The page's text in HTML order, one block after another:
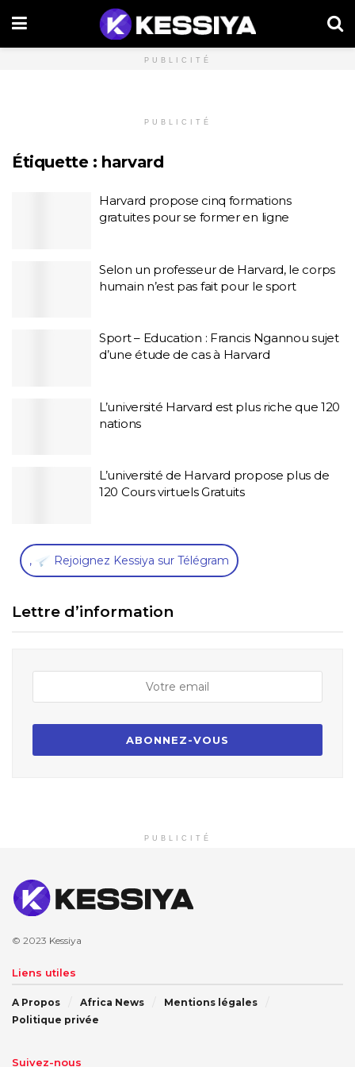
PUBLICITÉ
PUBLICITÉ
Étiquette : harvard
Harvard propose cinq formations
gratuites pour se former en ligne
Selon un professeur de Harvard, le corps
humain n’est pas fait pour le sport
Sport – Education : Francis Ngannou sujet
d’une étude de cas à Harvard
L’université Harvard est plus riche que 120
nations
L’université de Harvard propose plus de
120 Cours virtuels Gratuits
, Rejoignez Kessiya sur Télégram
Lettre d’information
PUBLICITÉ
© 2023 Kessiya
Liens utiles
A Propos Africa News
Mentions légales
Politique privée
Suivez-nous